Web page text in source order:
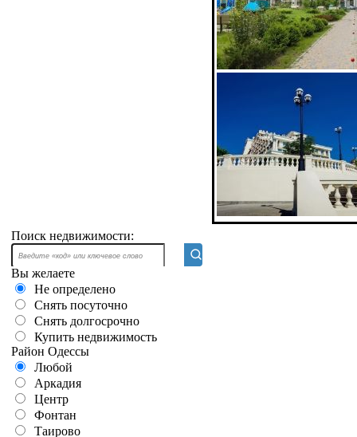
Поиск недвижимости:
Вы желаете
Не определено
Снять посуточно
Снять долгосрочно
Купить недвижимость
Район Одессы
Любой
Аркадия
Центр
Фонтан
Таирово